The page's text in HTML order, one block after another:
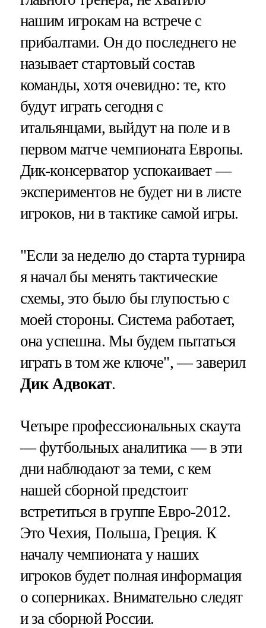
нашим игрокам на встрече с
прибалтами. Он до последнего не
называет стартовый состав
команды, хотя очевидно: те, кто
будут играть сегодня с
итальянцами, выйдут на поле и в
первом матче чемпионата Европы.
Дик-консерватор успокаивает —
экспериментов не будет ни в листе
игроков, ни в тактике самой игры.
"Если за неделю до старта турнира
я начал бы менять тактические
схемы, это было бы глупостью с
моей стороны. Система работает,
она успешна. Мы будем пытаться
играть в том же ключе", — заверил
Дик Адвокат.
Четыре профессиональных скаута
— футбольных аналитика — в эти
дни наблюдают за теми, с кем
нашей сборной предстоит
встретиться в группе Евро-2012.
Это Чехия, Польша, Греция. К
началу чемпионата у наших
игроков будет полная информация
о соперниках. Внимательно следят
и за сборной России.